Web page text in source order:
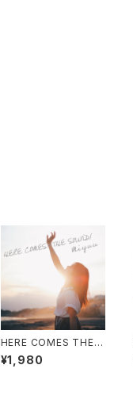
HERE COMES THE S
OUND!（CD）
¥1,980